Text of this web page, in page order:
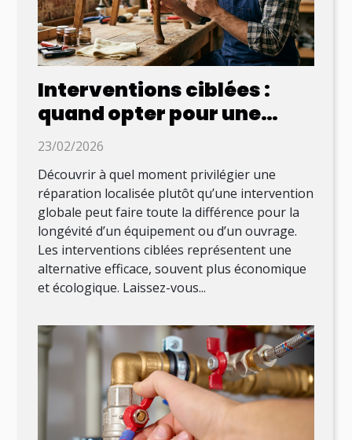
Interventions ciblées :
quand opter pour une
réparation localisée ?
23/02/2026
Découvrir à quel moment privilégier une
réparation localisée plutôt qu’une intervention
globale peut faire toute la différence pour la
longévité d’un équipement ou d’un ouvrage.
Les interventions ciblées représentent une
alternative efficace, souvent plus économique
et écologique. Laissez-vous...